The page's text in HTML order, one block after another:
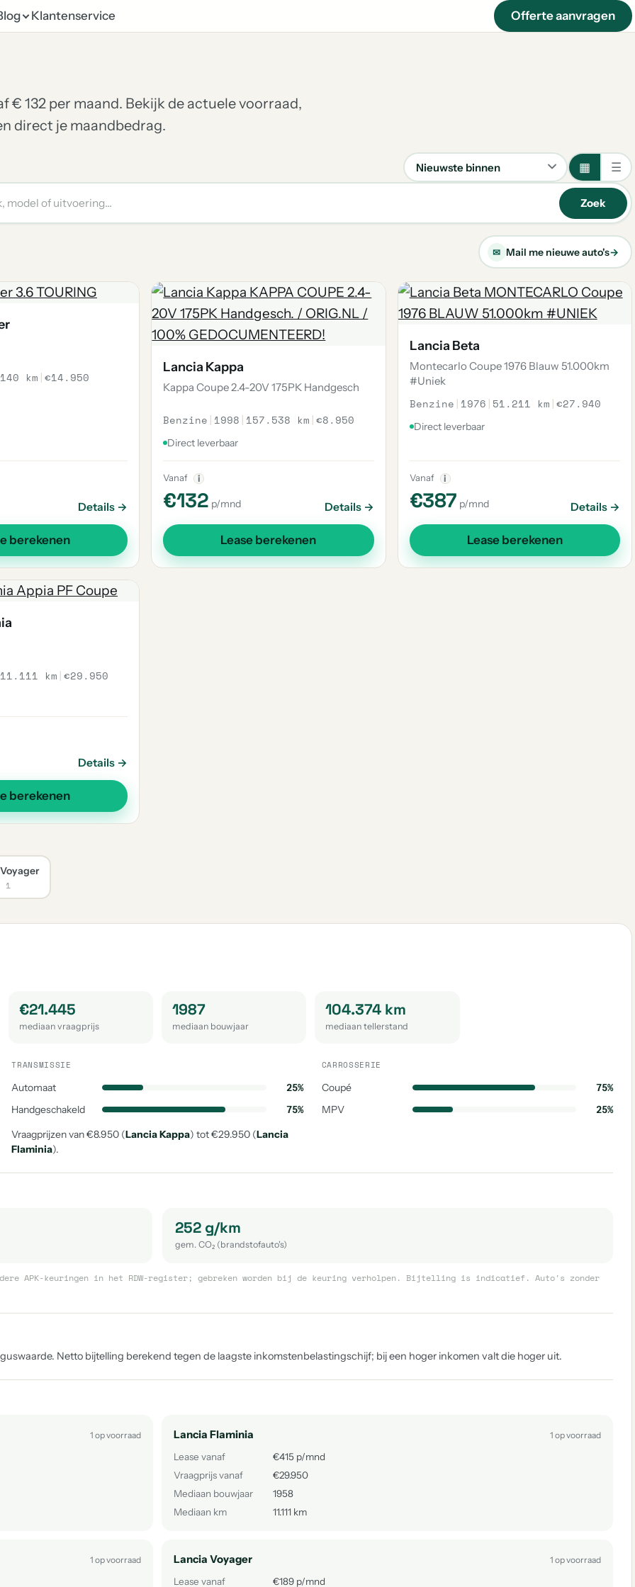
Klantenservice Offerte aanvragen
€ 132 per maand. Bekijk de actuele voorraad,
direct je maandbedrag.
Sorteren
▦ ☰
Zoek
✉ Mail me nieuwe auto's→
km |€14.950
Details →
berekenen
Lancia Kappa
Kappa Coupe 2.4-20V 175PK Handgesch
Benzine | 1998 | 157.538 km |€8.950
Direct leverbaar
Vanaf i
€132 p/mnd Details →
Lease berekenen
Lancia Beta
Montecarlo Coupe 1976 Blauw 51.000km
#Uniek
Benzine | 1976 | 51.211 km |€27.940
Direct leverbaar
Vanaf i
€387 p/mnd Details →
Lease berekenen
11.111 km |€29.950
Details →
berekenen
1
€21.445
mediaan vraagprijs
1987
mediaan bouwjaar
104.374 km
mediaan tellerstand
TRANSMISSIE
Automaat
25%
Handgeschakeld
75%
Vraagprijzen van €8.950 (Lancia Kappa) tot €29.950 (Lancia
Flaminia).
CARROSSERIE
Coupé
75%
MPV
25%
252 g/km
gem. CO₂ (brandstofauto's)
APK-keuringen in het RDW-register; gebreken worden bij de keuring verholpen. Bijtelling is indicatief. Auto's zonder
Netto bijtelling berekend tegen de laagste inkomstenbelastingschijf; bij een hoger inkomen valt die hoger uit.
1 op voorraad Lancia Flaminia 1 op voorraad
Lease vanaf
€415 p/mnd
Vraagprijs vanaf
€29.950
Mediaan bouwjaar
1958
Mediaan km
11.111 km
1 op voorraad Lancia Voyager 1 op voorraad
Lease vanaf €189 p/mnd